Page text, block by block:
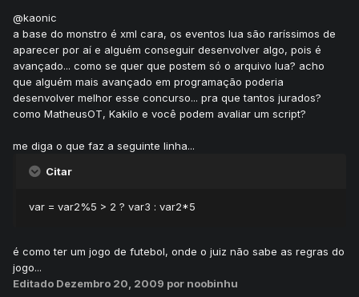
@kaonic
a base do monstro é xml cara, os eventos lua são raríssimos de
aparecer por aí e alguém conseguir desenvolver algo, pois é
avançado... como se quer que postem só o arquivo lua? acho
que alguém mais avançado em programação poderia
desenvolver melhor esse concurso... pra que tantos jurados?
como MatheusOT, Kakilo e você podem avaliar um script?
me diga o que faz a seguinte linha...
Citar
var = var2%5 > 2 ? var3 : var2*5
é como ter um jogo de futebol, onde o juiz não sabe as regras do
jogo...
Editado Dezembro 20, 2009 por noobinhu